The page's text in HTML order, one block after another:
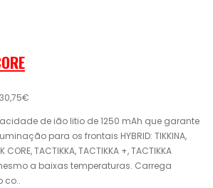
de ião litio de 1250 mAh que garante
para os frontais HYBRID: TIKKINA,
CORE, TACTIKKA, TACTIKKA +, TACTIKKA
mesmo a baixas temperaturas. Carrega
co..